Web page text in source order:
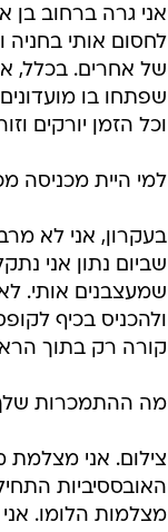
אני גרה ברחוב בן
לחסום אותי בחניה
של אחרים. בכלל,
שפתחו בו
וכל הזמן יורקים
למי היית מכניסה
בעקרון, אני לא
שביום נתון אני
שמעצבנים אותי.
ולהכניס בכיף
קורה רק בתוך
מה ההתמכרות
מצלמות הלומו.